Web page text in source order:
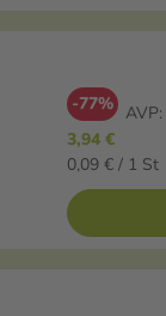
-77% AVP:
3,94 €
0,09 € / 1 St